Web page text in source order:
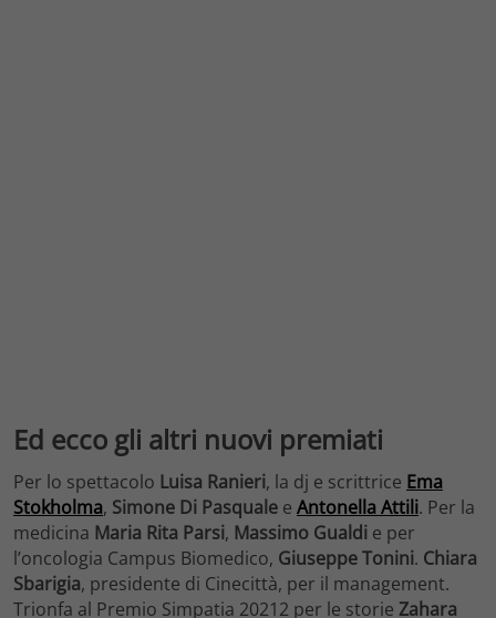
Ed ecco gli altri nuovi premiati
Per lo spettacolo Luisa Ranieri, la dj e scrittrice Ema
Stokholma, Simone Di Pasquale e Antonella Attili. Per la
medicina Maria Rita Parsi, Massimo Gualdi e per
l’oncologia Campus Biomedico, GiuseppeTonini. Chiara
Sbarigia, presidente di Cinecittà, per il management.
Trionfa al Premio Simpatia 20212 per le storie Zahara